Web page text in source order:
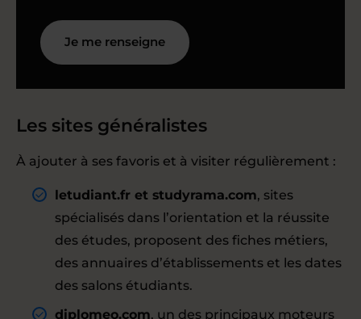
Je me renseigne
Les sites généralistes
À ajouter à ses favoris et à visiter régulièrement :
letudiant.fr et studyrama.com, sites
spécialisés dans l’orientation et la réussite
des études, proposent des fiches métiers,
des annuaires d’établissements et les dates
des salons étudiants.
diplomeo.com, un des principaux moteurs